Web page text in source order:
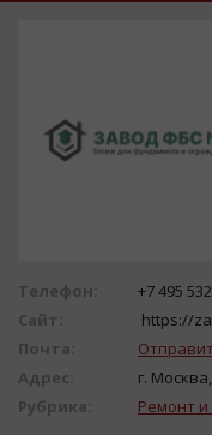
Телефон:
+7 495
Сайт:
https://
Почта:
Адрес:
г.
Рубрика:
Ремонт и